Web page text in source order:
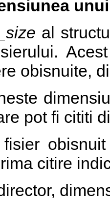
al
obisnuite,
pot fi cititi
citire